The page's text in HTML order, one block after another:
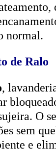
normal.
de Ralo
,
O
sem
e